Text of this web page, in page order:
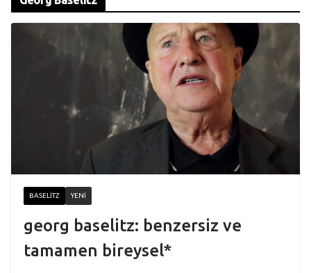
BASELITZ YENI
georg baselitz: benzersiz ve
tamamen bireysel*